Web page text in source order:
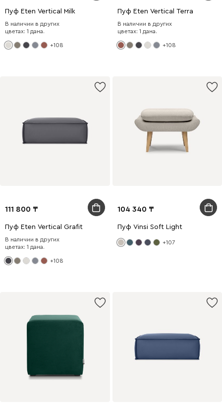
Пуф Eten Vertical Milk
В наличии в других
цветах: 1 дана.
+108
Пуф Eten Vertical Terra
В наличии в других
цветах: 1 дана.
+108
111 800
Пуф Eten Vertical Grafit
В наличии в других
цветах: 1 дана.
+108
104 340
Пуф Vinsi Soft Light
+107